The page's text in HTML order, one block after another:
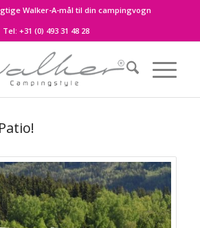
Walker-A-mål til din campingvogn
Tel: +31 (0) 493 31 48 28